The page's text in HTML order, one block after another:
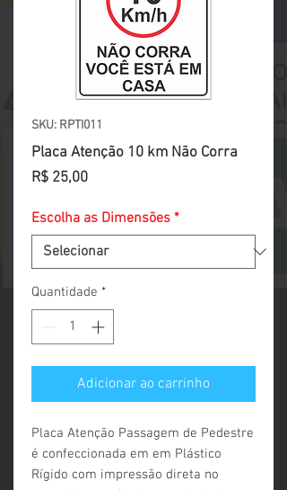
SKU: RPTI011
Placa Atenção 10 km Não Corra
R$ 25,00Preço
Escolha as Dimensões *
Quantidade *
Adicionar ao carrinho
Placa Atenção Passagem de Pedestre
é confeccionada em em Plástico
Rígido com impressão direta no